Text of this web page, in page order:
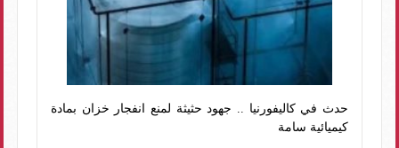
حدث في كاليفورنيا .. جهود حثيثة لمنع انفجار خزان بمادة
كيميائية سامة